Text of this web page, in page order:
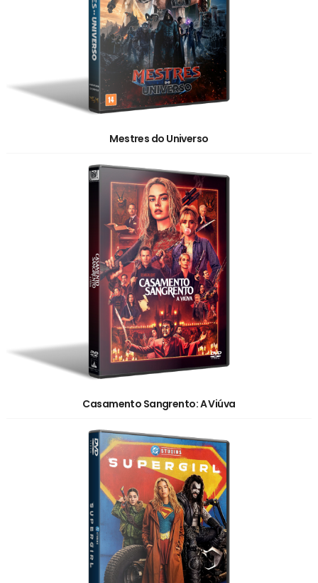
Mestres do Universo
Casamento Sangrento: A Viúva